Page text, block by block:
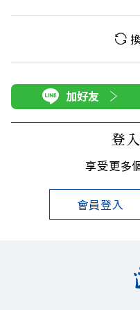
加好友
登
享受更多
會員登入